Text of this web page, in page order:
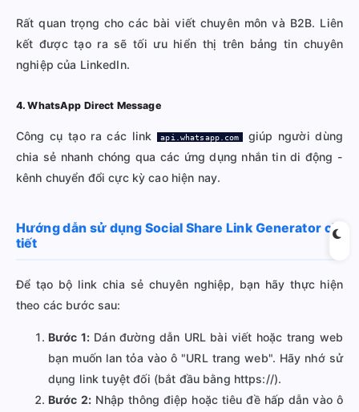
Rất quan trọng cho các bài viết chuyên môn và B2B. Liên
kết được tạo ra sẽ tối ưu hiển thị trên bảng tin chuyên
nghiệp của LinkedIn.
4. WhatsApp Direct Message
Công cụ tạo ra các link api.whatsapp.com giúp người dùng
chia sẻ nhanh chóng qua các ứng dụng nhắn tin di động -
kênh chuyển đổi cực kỳ cao hiện nay.
Hướng dẫn sử dụng Social Share Link Generator chi
tiết
Để tạo bộ link chia sẻ chuyên nghiệp, bạn hãy thực hiện
theo các bước sau:
Bước 1: Dán đường dẫn URL bài viết hoặc trang web
bạn muốn lan tỏa vào ô "URL trang web". Hãy nhớ sử
dụng link tuyệt đối (bắt đầu bằng https://).
Bước 2:Nhập thông điệp hoặc tiêu đề hấp dẫn vào ô